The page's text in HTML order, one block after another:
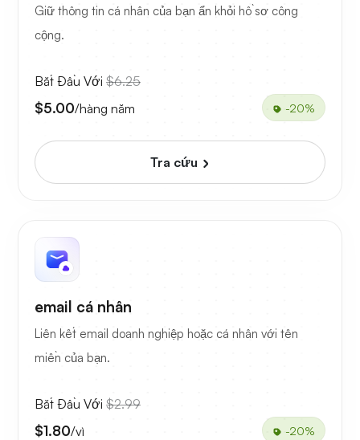
Giữ thông tin cá nhân của bạn ẩn khỏi hồ sơ công
cộng.
Bắt Đầu Với $6.25
$5.00/hàng năm -20%
Tra cứu
email cá nhân
Liên kết email doanh nghiệp hoặc cá nhân với tên
miền của bạn.
Bắt Đầu Với $2.99
$1.80/vì -20%